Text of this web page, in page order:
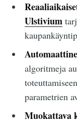
Ulstivium
algoritmeja
parametrien
Muokattava